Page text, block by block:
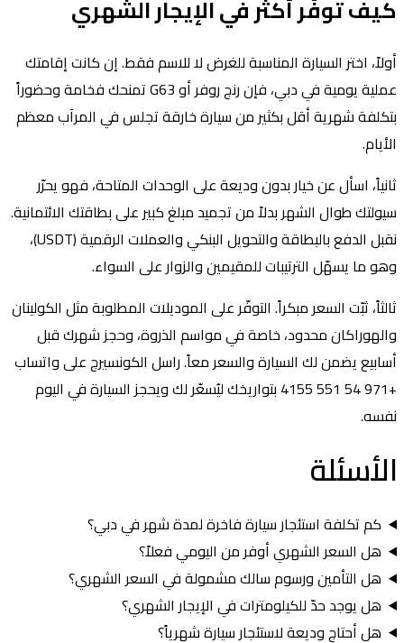
كيف توفّر أكثر في الإيجار الشهري
أولاً، اختر السيارة المناسبة للغرض لا للاسم فقط. إن كانت إقامتك
عملية يومية في دبي، فإن رنج روفر أو G63 تمنحك فخامة وحضوراً
بتكلفة شهرية أقل بكثير من سيارة خارقة تجلس في المرآب معظم
الأيام.
ثانياً، اسأل عن خيار بدون وديعة على الوحدات المتاحة، فهو يحرّر
سيولتك طوال الشهر بدلاً من تجميد مبلغ كبير على بطاقتك الائتمانية.
نقبل الدفع بالبطاقة والتحويل البنكي والعملات الرقمية (USDT)،
وهو ما يسهّل الترتيبات للمقيمين والزوار على السواء.
ثالثاً، ثبّت السعر مبكراً. التوفّر على الموديلات المطلوبة مثل الكولينان
والهوراكان محدود، خاصة في مواسم الذروة، وحجز شهرك قبل
أسابيع يضمن لك السيارة والسعر معاً. راسل الكونسيرج على واتساب
+971 54 551 4155 بتواريخك ليُسعّر لك ويحجز السيارة في اليوم
نفسه.
الأسئلة
كم تكلفة استئجار سيارة فاخرة لمدة شهر في دبي؟
هل السعر الشهري أوفر من اليومي فعلاً؟
هل التأمين ورسوم سالك مشمولة في السعر الشهري؟
هل يوجد حدّ للكيلومترات في الإيجار الشهري؟
هل أحتاج وديعة لاستئجار سيارة شهرياً؟